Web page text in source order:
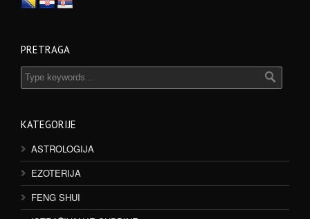
PRETRAGA
KATEGORIJE
ASTROLOGIJA
EZOTERIJA
FENG SHUI